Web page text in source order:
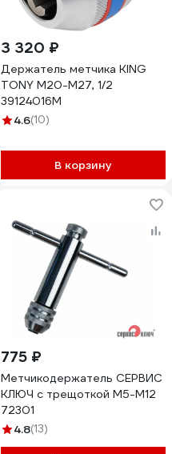
3 320 ₽
Держатель метчика KING
TONY М20-М27, 1/2
39124016M
4.6(10)
В корзину
775 ₽
Метчикодержатель СЕРВИС
КЛЮЧ с трещоткой М5-М12
72301
4.8(13)